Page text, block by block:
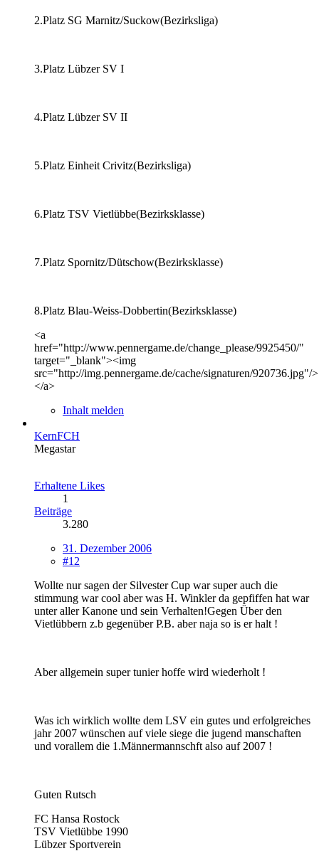
2.Platz SG Marnitz/Suckow(Bezirksliga)
3.Platz Lübzer SV I
4.Platz Lübzer SV II
5.Platz Einheit Crivitz(Bezirksliga)
6.Platz TSV Vietlübbe(Bezirksklasse)
7.Platz Spornitz/Dütschow(Bezirksklasse)
8.Platz Blau-Weiss-Dobbertin(Bezirksklasse)
<a
href="http://www.pennergame.de/change_please/9925450/"
target="_blank"><img
src="http://img.pennergame.de/cache/signaturen/920736.jpg"/>
</a>
Inhalt melden
KernFCH
Megastar
Erhaltene Likes
1
Beiträge
3.280
31. Dezember 2006
#12
Wollte nur sagen der Silvester Cup war super auch die
stimmung war cool aber was H. Winkler da gepfiffen hat war
unter aller Kanone und sein Verhalten!Gegen Über den
Vietlübbern z.b gegenüber P.B. aber naja so is er halt !
Aber allgemein super tunier hoffe wird wiederholt !
Was ich wirklich wollte dem LSV ein gutes und erfolgreiches
jahr 2007 wünschen auf viele siege die jugend manschaften
und vorallem die 1.Männermannschft also auf 2007 !
Guten Rutsch
FC Hansa Rostock
TSV Vietlübbe 1990
Lübzer Sportverein